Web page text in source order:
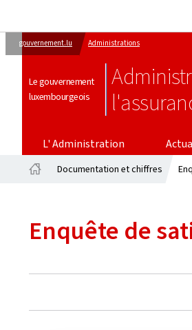
gouvernement.lu Administrations
Le gouvernement
luxembourgeois
L' Administration
Documentation et chiffres
Enquête de